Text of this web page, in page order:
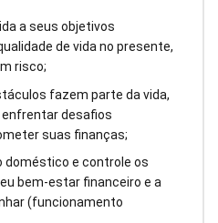
a seus objetivos
de vida no presente,
risco;
fazem parte da vida,
desafios
suas finanças;
doméstico e controle os
bem-estar financeiro e a
(funcionamento